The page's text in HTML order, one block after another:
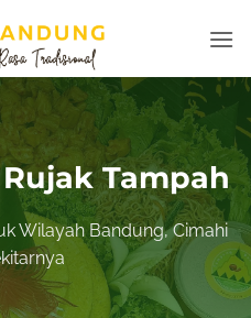
Tampah
WilayahBandung, Cimahi